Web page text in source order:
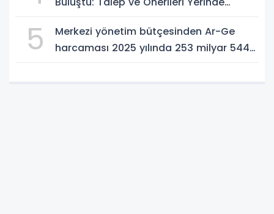
5
Merkezi yönetim bütçesinden Ar-Ge
harcaması 2025 yılında 253 milyar 544